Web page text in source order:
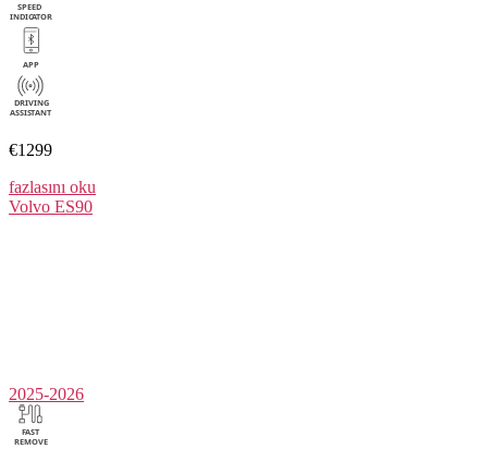
€1299
fazlasını oku
Volvo ES90
2025-2026